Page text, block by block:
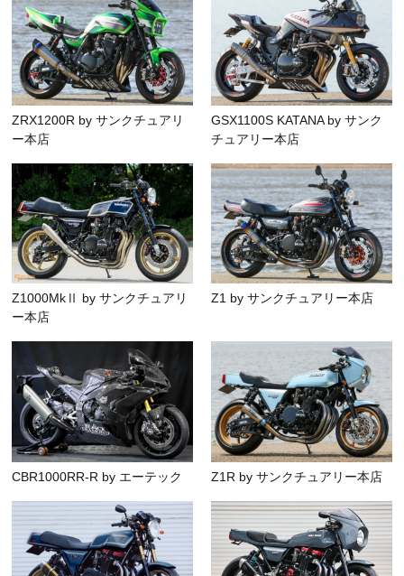
ZRX1200R by サンクチュアリ
ー本店
GSX1100S KATANA by サンク
チュアリー本店
Z1000MkⅡ by サンクチュアリ
ー本店
Z1 by サンクチュアリー本店
CBR1000RR-R by エーテック Z1R by サンクチュアリー本店